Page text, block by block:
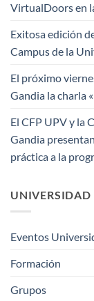
VirtualDoors en
Exitosa edición
Campus de la
El próximo
Gandia la charla
El CFP UPV y la
Gandia
práctica a la
UNIVERSIDAD
Eventos
Formación
Grupos